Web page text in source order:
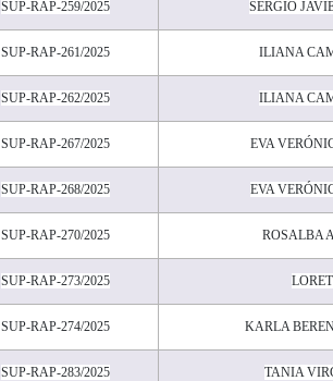
SUP-RAP-259/2025 SERGIO
SUP-RAP-261/2025 ILIANA
SUP-RAP-262/2025 ILIANA
SUP-RAP-267/2025 EVA
SUP-RAP-268/2025 EVA
SUP-RAP-270/2025 ROSALBA
SUP-RAP-273/2025
SUP-RAP-274/2025 KARLA
SUP-RAP-283/2025 TANIA